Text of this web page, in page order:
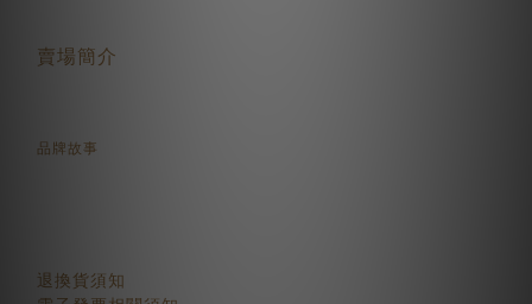
賣場簡介
品牌故事
退換貨須知